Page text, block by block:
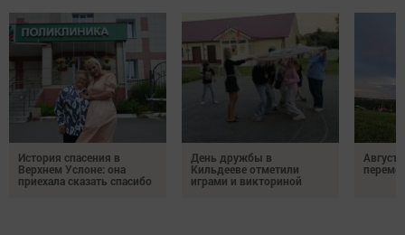
История спасения в
Верхнем Услоне: она
приехала сказать спасибо
День дружбы в
Кильдееве отметили
играми и викториной
Август